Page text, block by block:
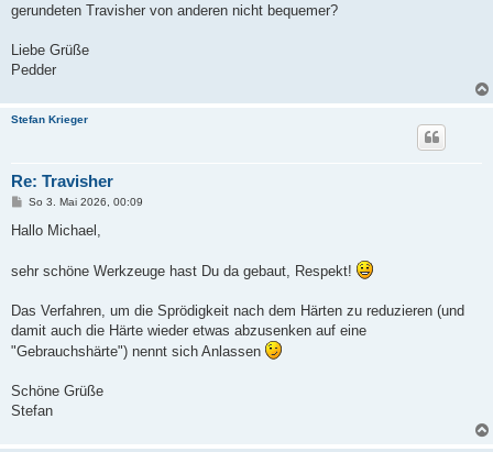
gerundeten Travisher von anderen nicht bequemer?
Liebe Grüße
Pedder
Stefan Krieger
Re: Travisher
B
i
a
g
So 3. Mai 2026, 00:09
Hallo Michael,
sehr schöne Werkzeuge hast Du da gebaut, Respekt!
Das Verfahren, um die Sprödigkeit nach dem Härten zu reduzieren (und
damit auch die Härte wieder etwas abzusenken auf eine
"Gebrauchshärte") nennt sich Anlassen
Schöne Grüße
Stefan